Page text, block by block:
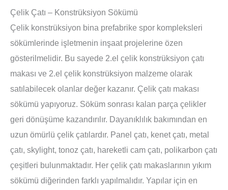
Çelik Çatı – Konstrüksiyon Sökümü
Çelik konstrüksiyon bina prefabrike spor kompleksleri
sökümlerinde işletmenin inşaat projelerine özen
gösterilmelidir. Bu sayede 2.el çelik konstrüksiyon çatı
makası ve 2.el çelik konstrüksiyon malzeme olarak
satılabilecek olanlar değer kazanır. Çelik çatı makası
sökümü yapıyoruz. Söküm sonrası kalan parça çelikler
geri dönüşüme kazandırılır. Dayanıklılık bakımından en
uzun ömürlü çelik çatılardır. Panel çatı, kenet çatı, metal
çatı, skylight, tonoz çatı, hareketli cam çatı, polikarbon çatı
çeşitleri bulunmaktadır. Her çelik çatı makaslarının yıkım
sökümü diğerinden farklı yapılmalıdır. Yapılar için en